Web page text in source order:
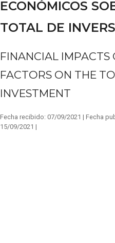
ECONÓMICOS
TOTAL DE
FINANCIAL IMPACTS
FACTORS ON THE
INVESTMENT
Fecha recibido: 07/09/2021 | Fecha
15/09/2021 |